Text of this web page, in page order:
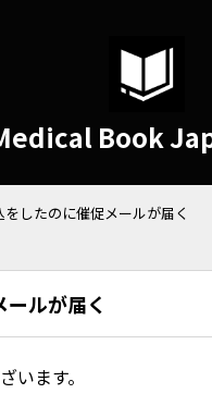
Book
したのに催促メールが届く
ルが届く
います。